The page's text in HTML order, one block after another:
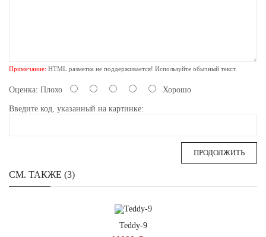
Примечание: HTML разметка не поддерживается! Используйте обычный текст.
Оценка: Плохо Хорошо
Введите код, указанный на картинке:
ПРОДОЛЖИТЬ
СМ. ТАКЖЕ (3)
Teddy-9